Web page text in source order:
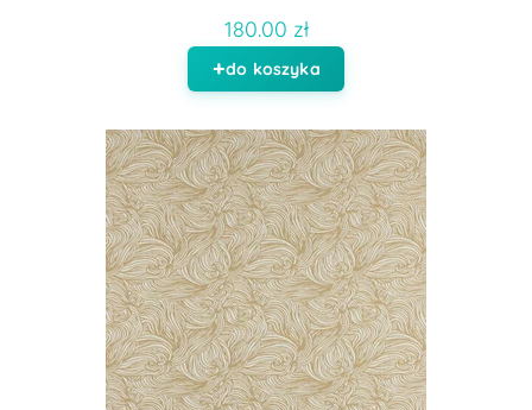
180.00 zł
do koszyka